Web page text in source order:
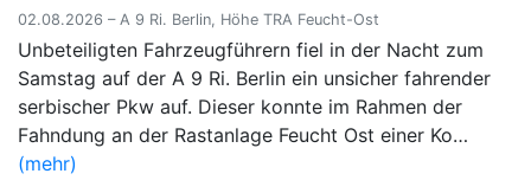
02.08.2026 – A 9 Ri. Berlin, Höhe TRA Feucht-Ost
Unbeteiligten Fahrzeugführern fiel in der Nacht zum
Samstag auf der A 9 Ri. Berlin ein unsicher fahrender
serbischer Pkw auf. Dieser konnte im Rahmen der
Fahndung an der Rastanlage Feucht Ost einer Ko…
(mehr)